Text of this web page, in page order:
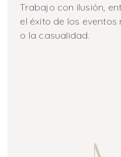
Trabajo con ilusión,
el éxito de los
o la casualidad.